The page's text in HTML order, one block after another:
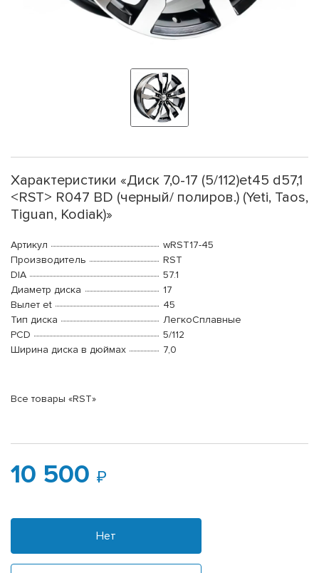
Характеристики «Диск 7,0-17 (5/112)et45 d57,1
<RST> R047 BD (черный/ полиров.) (Yeti, Taos,
Tiguan, Kodiak)»
Артикул
wRST17-45
Производитель
RST
DIA
57.1
Диаметр диска
17
Вылет et
45
Тип диска
ЛегкоСплавные
PCD
5/112
Ширина диска в дюймах
7,0
Все товары «RST»
10 500
Нет